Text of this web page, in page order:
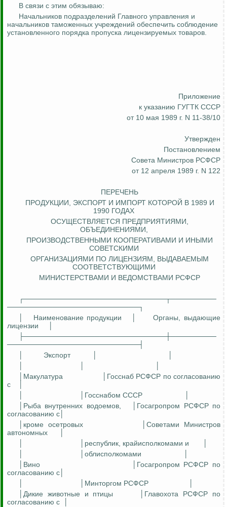
В связи с этим обязываю:
Начальников подразделений Главного управления и
начальников таможенных учреждений обеспечить соблюдение
установленного порядка пропуска лицензируемых товаров.
Приложение
к указанию ГУГТК СССР
от 10 мая 1989 г. N 11-38/10
Утвержден
Постановлением
Совета Министров РСФСР
от 12 апреля 1989 г. N 122
ПЕРЕЧЕНЬ
ПРОДУКЦИИ, ЭКСПОРТ И ИМПОРТ КОТОРОЙ В 1989 И
1990 ГОДАХ
ОСУЩЕСТВЛЯЕТСЯ ПРЕДПРИЯТИЯМИ,
ОБЪЕДИНЕНИЯМИ,
ПРОИЗВОДСТВЕННЫМИ КООПЕРАТИВАМИ И ИНЫМИ
СОВЕТСКИМИ
ОРГАНИЗАЦИЯМИ ПО ЛИЦЕНЗИЯМ, ВЫДАВАЕМЫМ
СООТВЕТСТВУЮЩИМИ
МИНИСТЕРСТВАМИ И ВЕДОМСТВАМИ РСФСР
┌────────────────────────────┬─────────
──────────────────────────┐
Наименование продукции
Органы, выдающие
лицензии
├────────────────────────────┼─────────
──────────────────────────┤
Экспорт
│Макулатура
│Госснаб РСФСР по согласованию
с
│Госснабом СССР
│Рыба внутренних водоемов,
│Госагропром РСФСР по
согласованию с
│кроме осетровых
│Советами Министров
автономных
│республик, крайисполкомами и
│облисполкомами
│Вино
│Госагропром РСФСР по
согласованию с
Минторгом РСФСР
│Дикие животные и птицы
Главохота РСФСР по
согласованию с